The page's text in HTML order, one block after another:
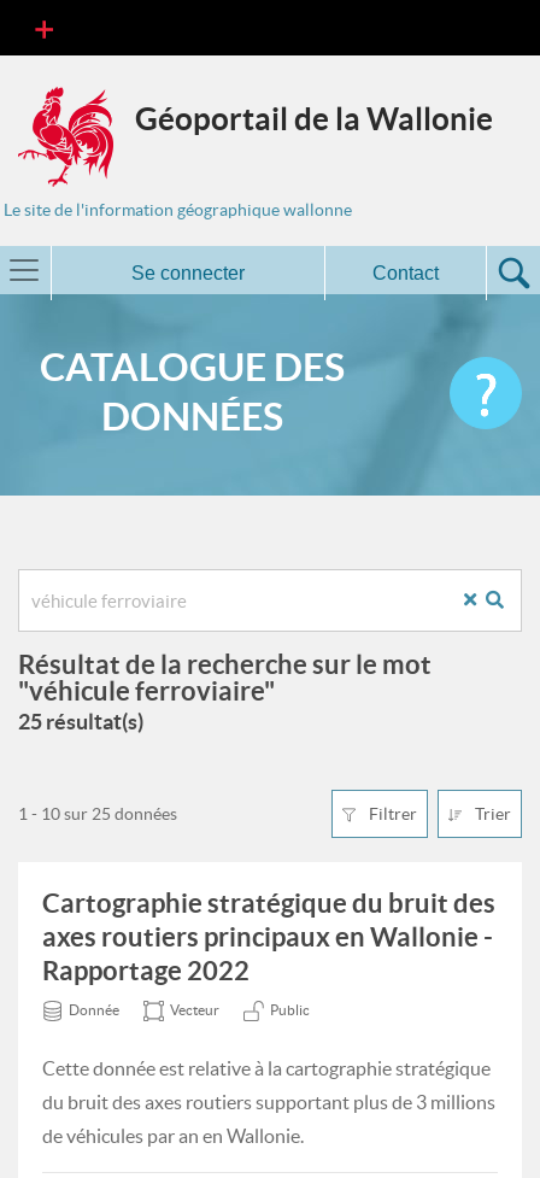
Géoportail de la Wallonie
Le site de l'information géographique wallonne
Se connecter Contact
CATALOGUE DES
DONNÉES
Résultat de la recherche sur le mot
"véhicule ferroviaire"
25 résultat(s)
Filtrer Trier
1 - 10 sur 25 données
Cartographie stratégique du bruit des
axes routiers principaux en Wallonie -
Rapportage 2022
Donnée Vecteur Public
Cette donnée est relative à la cartographie stratégique
du bruit des axes routiers supportant plus de 3 millions
de véhicules par an en Wallonie.